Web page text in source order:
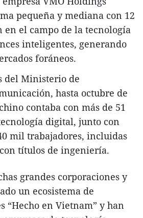
pequeña y mediana con 12
en el campo de la tecnología
inteligentes, generando
foráneos.
del Ministerio de
hasta octubre de
contaba con más de 51
digital, junto con
mil trabajadores, incluidas
títulos de ingeniería.
grandes corporaciones y
un ecosistema de
“Hecho en Vietnam” y han